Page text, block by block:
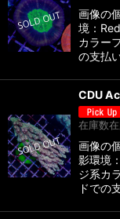
画像の
境：
カラー
の支払
CDU
在庫数
画像の
影環境
ジ系カ
ドでの